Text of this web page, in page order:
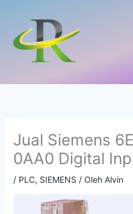
konten
Jual Siemens
0AA0 Digital
/ PLC, SIEMENS / Oleh Alvin